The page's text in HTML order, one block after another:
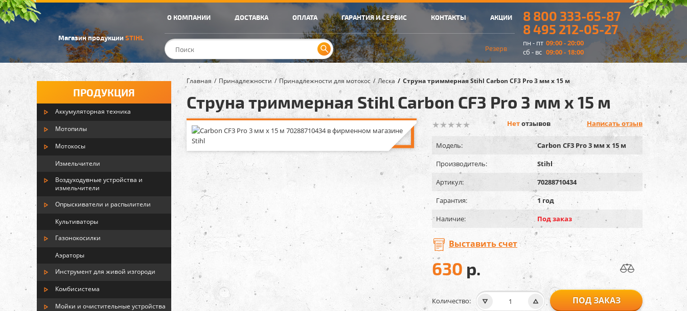
Магазин продукции STIHL
О КОМПАНИИ ДОСТАВКА ОПЛАТА ГАРАНТИЯ И СЕРВИС КОНТАКТЫ АКЦИИ
Резерв
8 800 333-65-87
8 495 212-05-27
пн - пт 09:00 - 20:00
сб - вс 09:00 - 18:00
ПРОДУКЦИЯ
Аккумуляторная техника
Мотопилы
Мотокосы
Измельчители
Воздуходувные устройства и
измельчители
Опрыскиватели и распылители
Культиваторы
Газонокосилки
Аэраторы
Инструмент для живой изгороди
Комбисистема
Мойки и очистительные устройства
Главная Принадлежности Принадлежности для мотокос Леска Cтруна триммерная Stihl Carbon CF3 Pro 3 мм х 15 м
Cтруна триммерная Stihl Carbon CF3 Pro 3 мм х 15 м
Нетотзывов Написать отзыв
Модель:
Carbon CF3 Pro 3 мм х 15 м
Производитель:
Stihl
Артикул:
70288710434
Гарантия:
1 год
Наличие:
Под заказ
Выставить счет
630 р.
Количество: ПОД ЗАКАЗ